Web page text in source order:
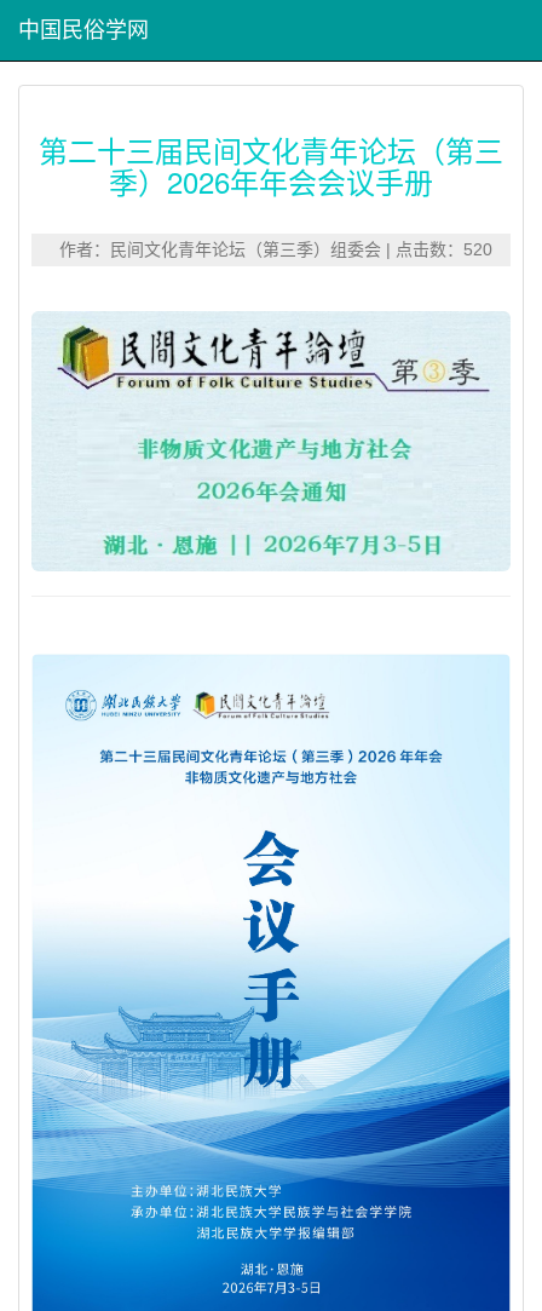
中国民俗学网
第二十三届民间文化青年论坛（第三
季）2026年年会会议手册
作者：民间文化青年论坛（第三季）组委会 | 点击数：520